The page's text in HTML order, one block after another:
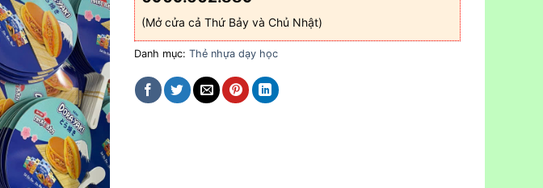
(Mở cửa cả Thứ Bảy và Chủ Nhật)
Danh mục: Thẻ nhựa dạy học